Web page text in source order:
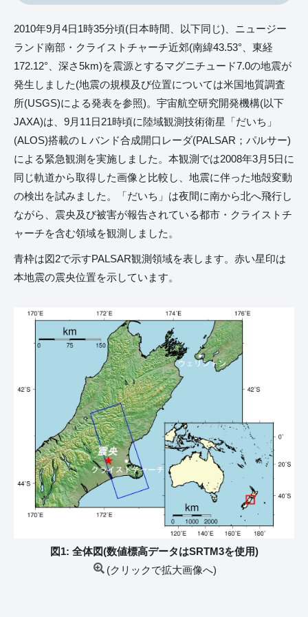
2010年9月4日1時35分頃(日本時間、以下同じ)、ニュージー
ランド南部・クライストチャーチ近郊(南緯43.53°、東経
172.12°、深さ5km)を震源とするマグニチュード7.0の地震が
発生しました(地震の規模及び位置については米国地質調査
所(USGS)による発表を参照)。宇宙航空研究開発機構(以下
JAXA)は、9月11日21時頃に陸域観測技術衛星「だいち」
(ALOS)搭載のＬバンド合成開口レーダ(PALSAR；パルサー)
による緊急観測を実施しました。本観測では2008年3月5日に
同じ軌道から取得した画像と比較し、地震に伴った地殻変動
の検出を試みました。「だいち」は夜間に南から北へ飛行し
ながら、震央及び被害が報告されている都市・クライストチ
ャーチを含む領域を観測しました。
青枠は図2で示すPALSAR観測領域を表します。赤い星印は
本地震の震央位置を示しています。
図1: 全体図(数値標高データはSRTM3を使用)
(クリックで拡大画像へ)